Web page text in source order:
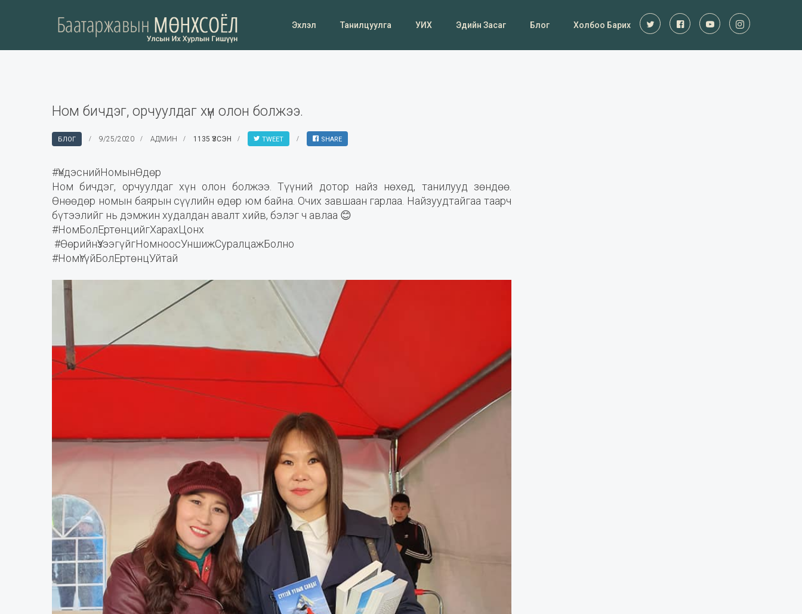
Эхлэл Танилцуулга УИХ Эдийн Засаг Блог Холбоо Барих
Ном бичдэг, орчуулдаг хүн олон болжээ.
БЛОГ 9/25/2020 АДМИН 1135 ҮЗСЭН TWEET SHARE
#ҮндэснийНомынӨдөр
Ном бичдэг, орчуулдаг хүн олон болжээ. Түүний дотор найз нөхөд, танилууд зөндөө.
Өнөөдөр номын баярын сүүлийн өдөр юм байна. Очих завшаан гарлаа. Найзуудтайгаа таарч
бүтээлийг нь дэмжин худалдан авалт хийв, бэлэг ч авлаа 😊
#НомБолЕртөнцийгХарахЦонх
#ӨөрийнҮзээгүйгНомноосУншижСуралцажБолно
#НомҮгүйБолЕртөнцУйтай